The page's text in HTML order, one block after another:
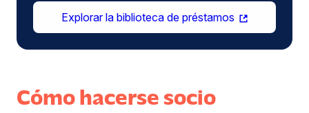
Explorar la biblioteca de préstamos
(se
abre
en
Cómo hacerse socio